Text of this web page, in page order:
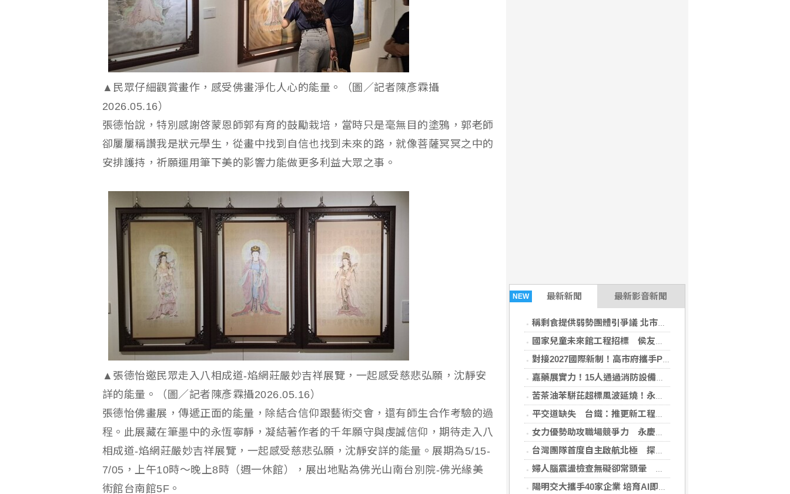
NEW 最新新聞 最新影音新聞
稱剩食提供弱勢團體引爭議 北市教育局：無規劃
國家兒童未來館工程招標 侯友宜：新北市重要地標
對接2027國際新制！高市府攜手PRI辦NADCAP化學製程培訓 助攻企業搶攻全球航太商機
嘉藥展實力！15人通過消防設備人員國家考試
苦茶油苯駢芘超標風波延燒！永豐餘還原合作始末：遠赴阿里山查核仍遭騙
平交道缺失 台鐵：推更新工程裝監視器、緊急按鈕
女力優勢助攻職場競爭力 永慶房屋提供升遷發展與自我實現新可能
台灣團隊首度自主啟航北極 探極端氣候、海洋環流
婦人腦震盪檢查無礙卻常頭暈 搭配中醫調理獲改善
陽明交大攜手40家企業 培育AI即戰力
▲民眾仔細觀賞畫作，感受佛畫淨化人心的能量。（圖／記者陳彥霖攝
2026.05.16）
張德怡說，特別感謝啓蒙恩師郭有育的鼓勵栽培，當時只是毫無目的塗鴉，郭老師
卻屢屢稱讚我是狀元學生，從畫中找到自信也找到未來的路，就像菩薩冥冥之中的
安排護持，祈願運用筆下美的影響力能做更多利益大眾之事。
▲張德怡邀民眾走入八相成道-焰網莊嚴妙吉祥展覽，一起感受慈悲弘願，沈靜安
詳的能量。（圖／記者陳彥霖攝2026.05.16）
張德怡佛畫展，傳遞正面的能量，除結合信仰跟藝術交會，還有師生合作考驗的過
程。此展藏在筆墨中的永恆寧靜，凝結著作者的千年願守與虔誠信仰，期待走入八
相成道-焰網莊嚴妙吉祥展覽，一起感受慈悲弘願，沈靜安詳的能量。展期為5/15-
7/05，上午10時～晚上8時（週一休館），展出地點為佛光山南台別院-佛光緣美
術館台南館5F。